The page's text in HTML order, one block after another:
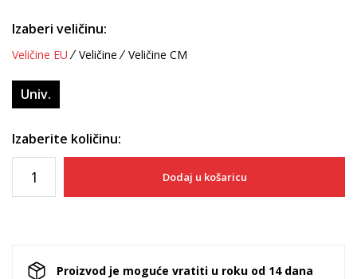
Izaberi veličinu:
Veličine EU Veličine Veličine CM
Univ.
Izaberite količinu:
Dodaj u košaricu
Proizvod je moguće vratiti u roku od 14 dana